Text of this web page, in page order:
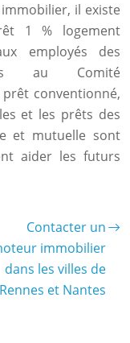
il existe
1 % logement
employés des
au Comité
conventionné,
et les prêts des
et mutuelle sont
aider les futurs
Contacter un
immobilier
dans les villes de
Rennes et Nantes